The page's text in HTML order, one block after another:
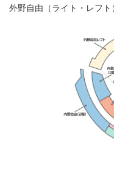
外野自由（ライト・レフ